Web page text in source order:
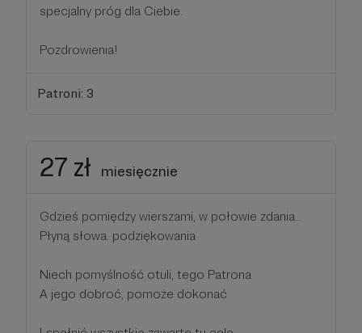
specjalny próg dla Ciebie.
Pozdrowienia!
Patroni: 3
27 zł miesięcznie
Gdzieś pomiędzy wierszami, w połowie zdania...
Płyną słowa. podziękowania
Niech pomyślność otuli, tego Patrona
A jego dobroć, pomoże dokonać